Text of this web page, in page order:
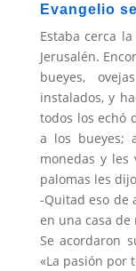
Evangelio
Estaba cerca
Jerusalén.
bueyes,
instalados, y
todos los echó
a los bueyes;
monedas y les
palomas les
-Quitad eso de
en una casa de
Se acordaron
«La pasión por